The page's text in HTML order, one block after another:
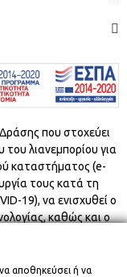
που στοχεύει
λιανεμπορίου για
καταστήματος (e-
τους κατά τη
19), να ενισχυθεί ο
καθώς και ο
αποφευχθεί ο
αποθηκεύσει ή να